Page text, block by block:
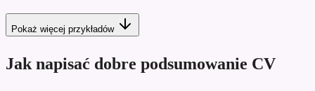
Pokaż więcej przykładów
Jak napisać dobre podsumowanie CV